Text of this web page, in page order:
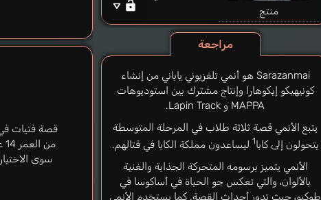
منتج
مراجعة
Sarazanmai هو أنمي تلفزيوني ياباني من إنشاء
كونيهيكو إيكوهارا وإنتاج مشترك بين استوديوهات
MAPPA و Lapin Track.
يتبع الأنمي قصة ثلاثة طلاب في المرحلة المتوسطة
يتحولون إلى كابا1 ليساعدون مملكة الكابا في قتالهم.
الأنمي يتميز برسومه المتحركة الجذابة والغنية
بالألوان، والتي تعكس جو الحياة في أساكوسا في
طوكيو، حيث تدور أحداث القصة. كما يستخدم الأنمي
قصة فتيات
سوى